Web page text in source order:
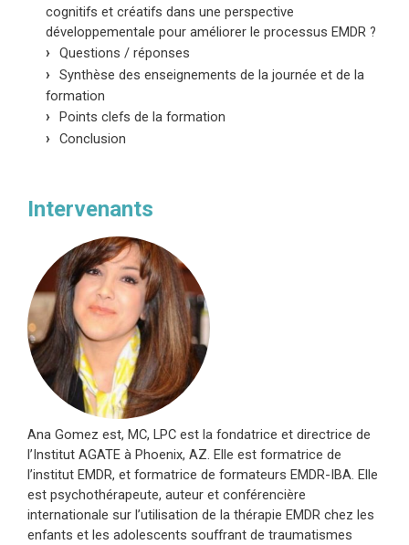
cognitifs et créatifs dans une perspective
développementale pour améliorer le processus EMDR ?
Questions / réponses
Synthèse des enseignements de la journée et de la
formation
Points clefs de la formation
Conclusion
Intervenants
Ana Gomez est, MC, LPC est la fondatrice et directrice de
l’Institut AGATE à Phoenix, AZ. Elle est formatrice de
l’institut EMDR, et formatrice de formateurs EMDR-IBA. Elle
est psychothérapeute, auteur et conférencière
internationale sur l’utilisation de la thérapie EMDR chez les
enfants et les adolescents souffrant de traumatismes